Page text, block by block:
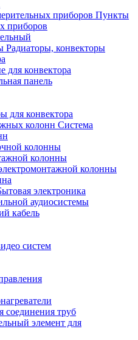
Пункты
приборов
Радиаторы, конвекторы
для конвектора
панель
для конвектора
Система
колонны
колонны
колонны
электроника
аудиосистемы
кабель
систем
труб
элемент для